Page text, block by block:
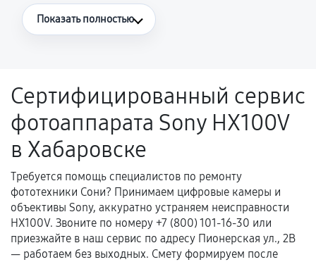
Что считается гарантийным случаем
Поломка установленной детали при
нормальной эксплуатации в течение
гарантийного срока.
Несоответствие комплектующей заявленным
техническим характеристикам.
Документы для подтверждения
гарантии
Показать полностью
Сертифицированный сервис
фотоаппарата Sony HX100V
в Хабаровске
Требуется помощь специалистов по ремонту
фототехники Сони? Принимаем цифровые камеры и
объективы Sony, аккуратно устраняем неисправности
HX100V. Звоните по номеру +7 (800) 101-16-30 или
приезжайте в наш сервис по адресу Пионерская ул., 2В
— работаем без выходных. Смету формируем после